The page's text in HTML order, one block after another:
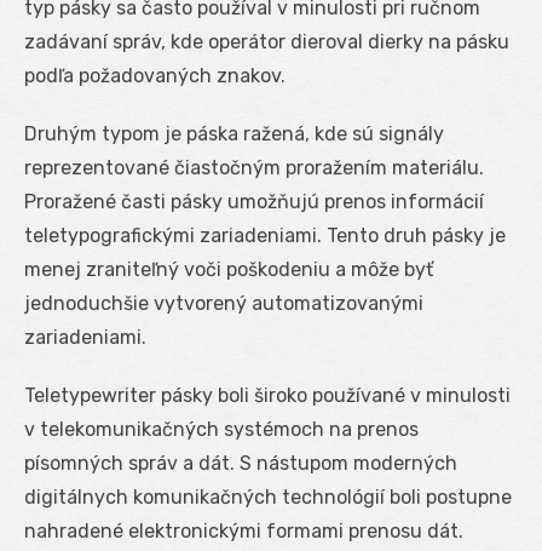
typ pásky sa často používal v minulosti pri ručnom
zadávaní správ, kde operátor dieroval dierky na pásku
podľa požadovaných znakov.
Druhým typom je páska ražená, kde sú signály
reprezentované čiastočným proražením materiálu.
Proražené časti pásky umožňujú prenos informácií
teletypografickými zariadeniami. Tento druh pásky je
menej zraniteľný voči poškodeniu a môže byť
jednoduchšie vytvorený automatizovanými
zariadeniami.
Teletypewriter pásky boli široko používané v minulosti
v telekomunikačných systémoch na prenos
písomných správ a dát. S nástupom moderných
digitálnych komunikačných technológií boli postupne
nahradené elektronickými formami prenosu dát.